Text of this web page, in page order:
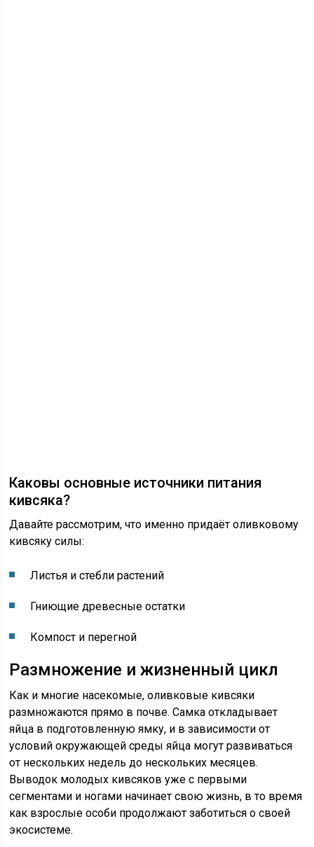
Каковы основные источники питания
кивсяка?
Давайте рассмотрим, что именно придаёт оливковому
кивсяку силы:
Листья и стебли растений
Гниющие древесные остатки
Компост и перегной
Размножение и жизненный цикл
Как и многие насекомые, оливковые кивсяки
размножаются прямо в почве. Самка откладывает
яйца в подготовленную ямку, и в зависимости от
условий окружающей среды яйца могут развиваться
от нескольких недель до нескольких месяцев.
Выводок молодых кивсяков уже с первыми
сегментами и ногами начинает свою жизнь, в то время
как взрослые особи продолжают заботиться о своей
экосистеме.